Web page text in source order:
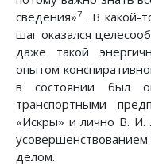
сведения»7 . В какой-
шаг оказался
даже такой
опытом
в состоянии был
транспортными
«Искры» и лично В.
делом.